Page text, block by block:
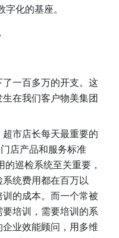
化的基座。
一百多万的开支。这
在我们客户物美集团
市店长每天最重要的
店产品和服务标准
巡检系统至关重要，
统费用都在百万以
训的成本。而一个常被
培训，需要培训的系
业效能顾问，用多维